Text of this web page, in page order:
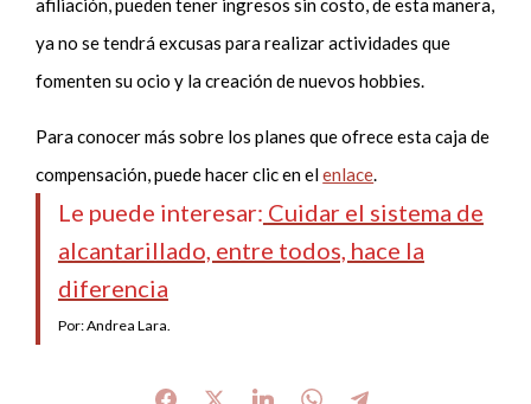
afiliación, pueden tener ingresos sin costo, de esta manera,
ya no se tendrá excusas para realizar actividades que
fomenten su ocio y la creación de nuevos hobbies.
Para conocer más sobre los planes que ofrece esta caja de
compensación, puede hacer clic en elenlace.
Le puede interesar: Cuidar el sistema de
alcantarillado, entre todos, hace la
diferencia
Por: Andrea Lara.